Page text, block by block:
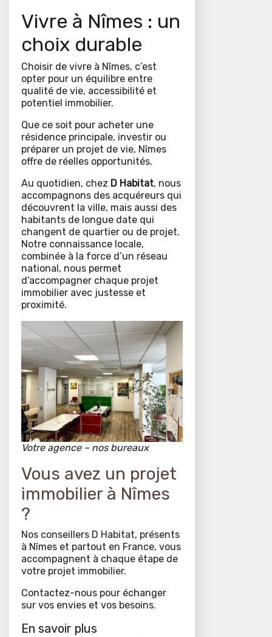
Vivre à Nîmes : un
choix durable
Choisir de vivre à Nîmes, c’est
opter pour un équilibre entre
qualité de vie, accessibilité et
potentiel immobilier.
Que ce soit pour acheter une
résidence principale, investir ou
préparer un projet de vie, Nîmes
offre de réelles opportunités.
Au quotidien, chez D Habitat, nous
accompagnons des acquéreurs qui
découvrent la ville, mais aussi des
habitants de longue date qui
changent de quartier ou de projet.
Notre connaissance locale,
combinée à la force d’un réseau
national, nous permet
d’accompagner chaque projet
immobilier avec justesse et
proximité.
Votre agence – nos bureaux
Vous avez un projet
immobilier à Nîmes
?
Nos conseillers D Habitat, présents
à Nîmes et partout en France, vous
accompagnent à chaque étape de
votre projet immobilier.
Contactez-nous pour échanger
sur vos envies et vos besoins.
En savoir plus